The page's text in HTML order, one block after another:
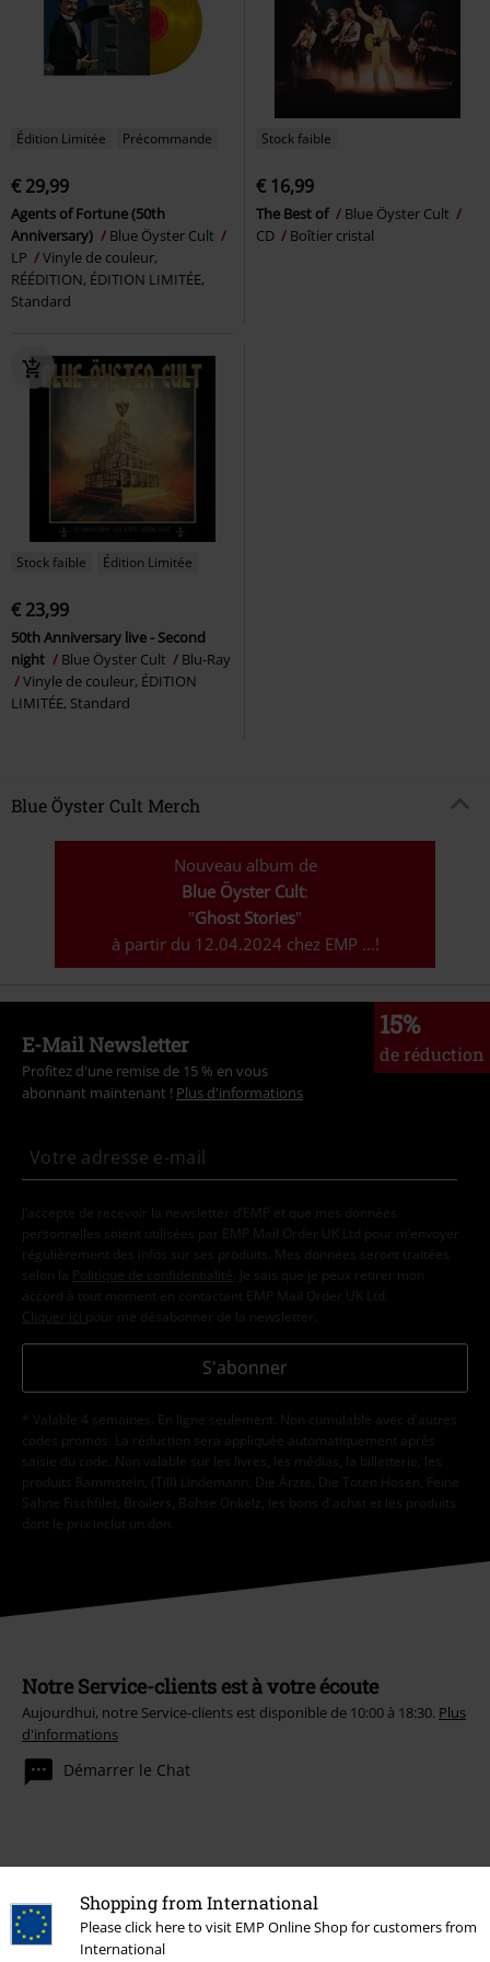
Shopping from International
Please click here to visit EMP Online Shop for customers from
International
Édition Limitée Précommande
€ 29,99
Agents of Fortune (50th
Anniversary)
Blue Öyster Cult
LP
Vinyle de couleur,
RÉÉDITION, ÉDITION LIMITÉE,
Standard
Stock faible
€ 16,99
The Best of
Blue Öyster Cult
CD
Boîtier cristal
Stock faible Édition Limitée
€ 23,99
50th Anniversary live - Second
night
Blue Öyster Cult
Blu-Ray
Vinyle de couleur, ÉDITION
LIMITÉE, Standard
Blue Öyster Cult Merch
Nouveau album de
Blue Öyster Cult:
"Ghost Stories"
à partir du 12.04.2024 chez EMP ...!
15%
de réduction
E-Mail Newsletter
Profitez d'une remise de 15 % en vous
abonnant maintenant ! Plus d'informations
J’accepte de recevoir la newsletter d’EMP et que mes données
personnelles soient utilisées par EMP Mail Order UK Ltd pour m’envoyer
régulièrement des infos sur ses produits. Mes données seront traitées
selon la
Politique de confidentialité . Je sais que je peux retirer mon
accord à tout moment en contactant EMP Mail Order UK Ltd.
Cliquer ici pour me désabonner de la newsletter.
S'abonner
* Valable 4 semaines. En ligne seulement. Non cumulable avec d'autres
codes promos. La réduction sera appliquée automatiquement après
saisie du code. Non valable sur les livres, les médias, la billetterie, les
produits Rammstein, (Till) Lindemann, Die Ärzte, Die Toten Hosen, Feine
Sahne Fischfilet, Broilers, Böhse Onkelz, les bons d'achat et les produits
dont le prix inclut un don.
Notre Service-clients est à votre écoute
Aujourdhui, notre Service-clients est disponible de 10:00 à 18:30. Plus
d'informations
Démarrer le Chat
Service Client
FAQ